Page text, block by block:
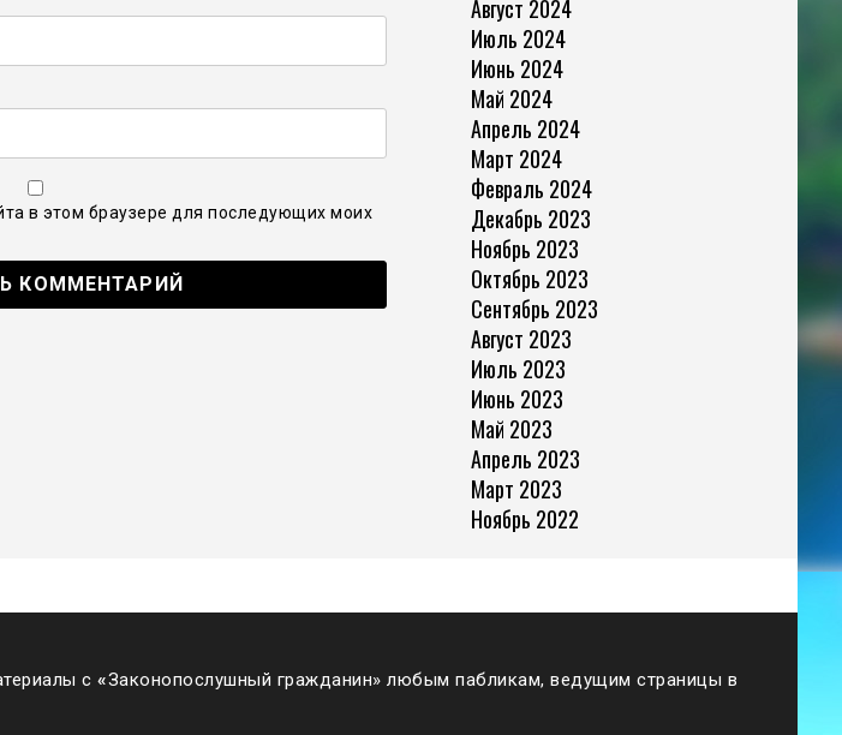
в этом браузере для последующих моих
Август 2024
Июль 2024
Июнь 2024
Май 2024
Апрель 2024
Март 2024
Февраль 2024
Декабрь 2023
Ноябрь 2023
Октябрь 2023
Сентябрь 2023
Август 2023
Июль 2023
Июнь 2023
Май 2023
Апрель 2023
Март 2023
Ноябрь 2022
с «Законопослушный гражданин» любым пабликам, ведущим страницы в